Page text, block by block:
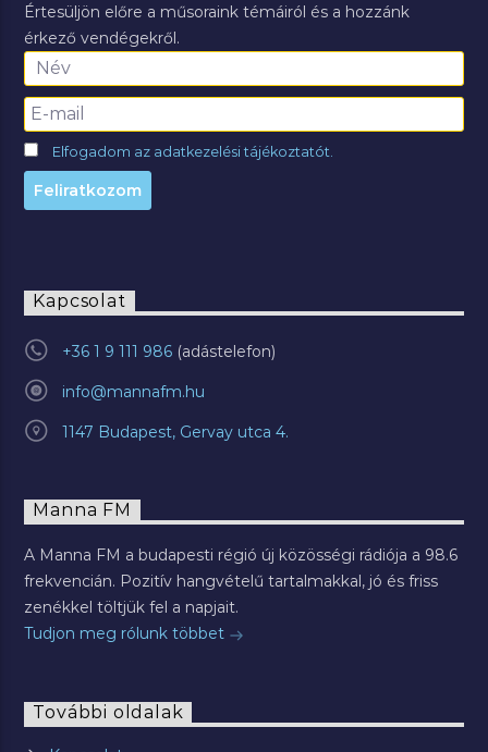
Értesüljön előre a műsoraink témáiról és a hozzánk
érkező vendégekről.
Elfogadom az adatkezelési tájékoztatót.
Kapcsolat
+36 1 9 111 986
info@mannafm.hu
1147 Budapest, Gervay utca 4.
Manna FM
A Manna FM a budapesti régió új közösségi rádiója a 98.6
frekvencián. Pozitív hangvételű tartalmakkal, jó és friss
zenékkel töltjük fel a napjait.
Tudjon meg rólunk többet
További oldalak